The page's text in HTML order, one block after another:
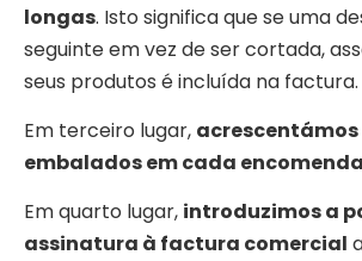
longas. Isto significa que se uma
seguinte em vez de ser cortada,
seus produtos é incluída na factura.
Em terceiro lugar,
embalados em cada
Em quarto lugar, introduzimos a
assinatura à factura comercial